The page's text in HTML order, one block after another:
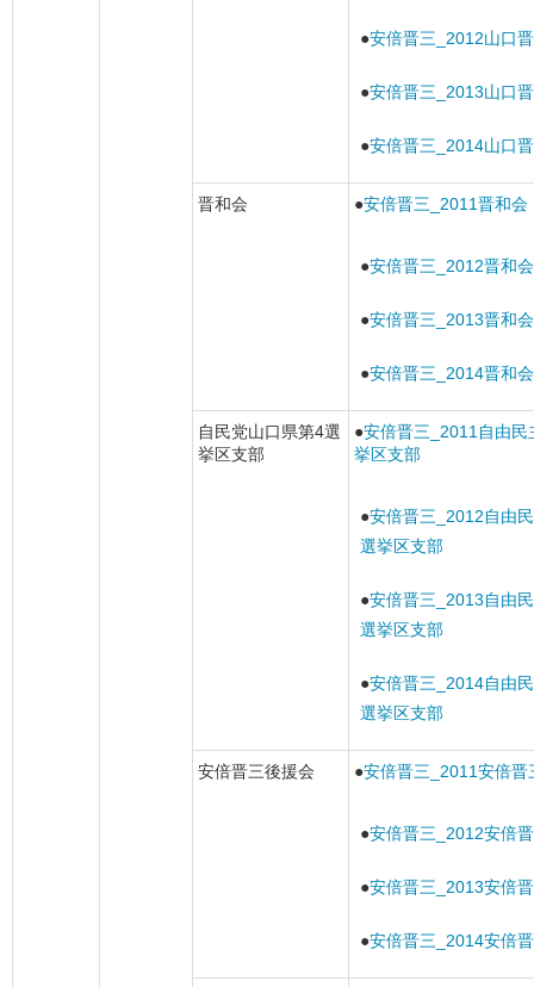
●安倍晋三_2012山口
●安倍晋三_2013山口
●安倍晋三_2014山口
晋和会 ●安倍晋三_2011晋和会
●安倍晋三_2012晋和会
●安倍晋三_2013晋和会
●安倍晋三_2014晋和会
自民党山口県第4選
挙区支部
●安倍晋三_2011自由民
挙区支部
●安倍晋三_2012自由
選挙区支部
●安倍晋三_2013自由
選挙区支部
●安倍晋三_2014自由
選挙区支部
安倍晋三後援会 ●安倍晋三_2011安倍晋
●安倍晋三_2012安倍
●安倍晋三_2013安倍
●安倍晋三_2014安倍